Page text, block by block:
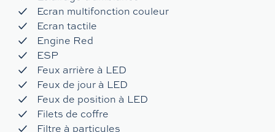
Ecran multifonction couleur
Ecran tactile
Engine Red
ESP
Feux arrière à LED
Feux de jour à LED
Feux de position à LED
Filets de coffre
Filtre à particules